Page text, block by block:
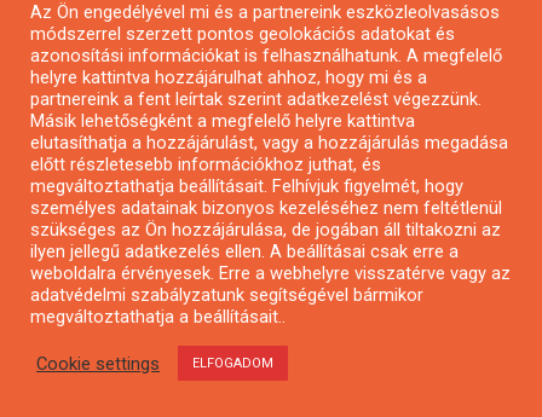
Városzöldítő ötletpályázat
Az Ön engedélyével mi és a partnereink eszközleolvasásos
módszerrel szerzett pontos geolokációs adatokat és
azonosítási információkat is felhasználhatunk. A megfelelő
helyre kattintva hozzájárulhat ahhoz, hogy mi és a
partnereink a fent leírtak szerint adatkezelést végezzünk.
Másik lehetőségként a megfelelő helyre kattintva
elutasíthatja a hozzájárulást, vagy a hozzájárulás megadása
előtt részletesebb információkhoz juthat, és
megváltoztathatja beállításait. Felhívjuk figyelmét, hogy
személyes adatainak bizonyos kezeléséhez nem feltétlenül
szükséges az Ön hozzájárulása, de jogában áll tiltakozni az
ilyen jellegű adatkezelés ellen. A beállításai csak erre a
weboldalra érvényesek. Erre a webhelyre visszatérve vagy az
adatvédelmi szabályzatunk segítségével bármikor
megváltoztathatja a beállításait..
Cookie settings ELFOGADOM